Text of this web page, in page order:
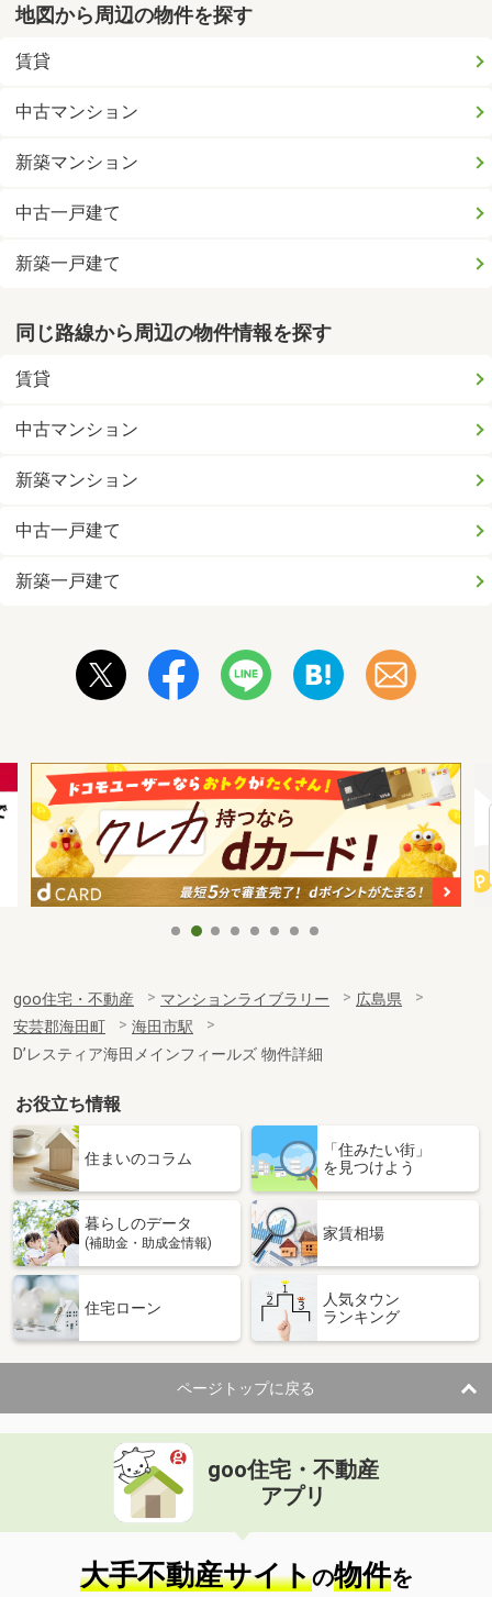
地図から周辺の物件を探す
賃貸
中古マンション
新築マンション
中古一戸建て
新築一戸建て
同じ路線から周辺の物件情報を探す
賃貸
中古マンション
新築マンション
中古一戸建て
新築一戸建て
goo住宅・不動産 マンションライブラリー
広島県
安芸郡海田町
海田市駅
D’レスティア海田メインフィールズ 物件詳細
お役立ち情報
住まいのコラム
「住みたい街」
を見つけよう
暮らしのデータ
(補助金・助成金情報)
家賃相場
住宅ローン
人気タウン
ランキング
ページトップに戻る
goo住宅・不動産
アプリ
大手不動産サイトの物件を